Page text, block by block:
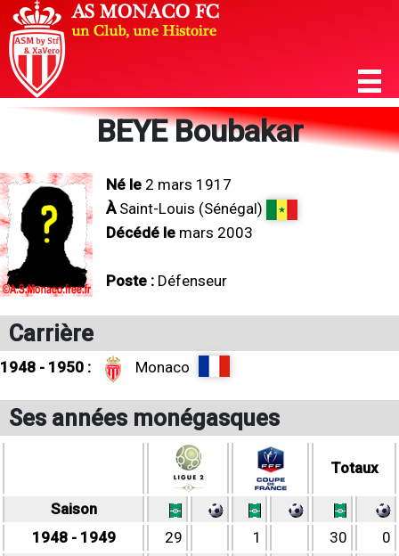
BEYE Boubakar
Né le 2 mars 1917
ÀSaint-Louis (Sénégal)
Décédé le mars 2003
Poste : Défenseur
Carrière
1948 - 1950 : Monaco
Ses années monégasques
Totaux
Saison
1948 - 1949
29 1 30
0